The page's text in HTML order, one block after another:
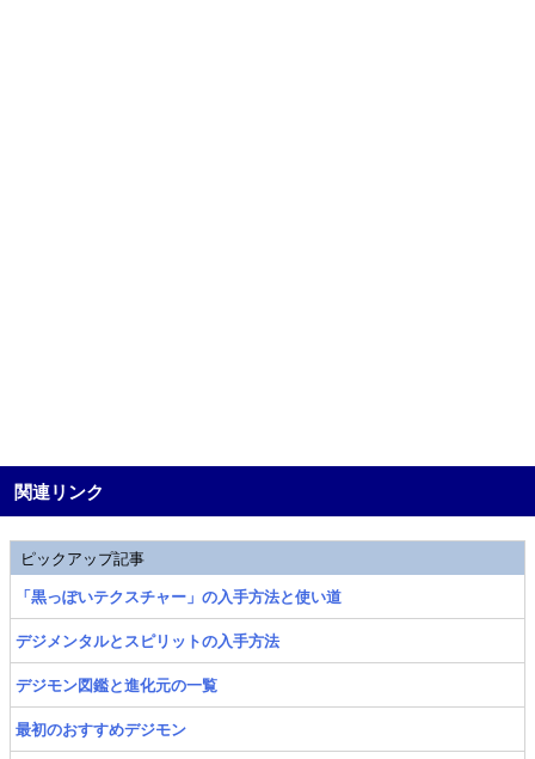
関連リンク
ピックアップ記事
「黒っぽいテクスチャー」の入手方法と使い道
デジメンタルとスピリットの入手方法
デジモン図鑑と進化元の一覧
最初のおすすめデジモン